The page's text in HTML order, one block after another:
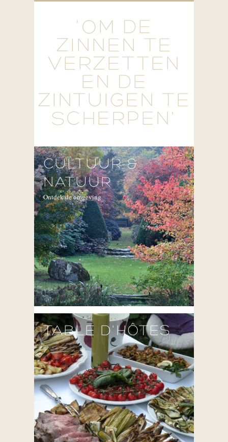
'OM DE
ZINNEN TE
VERZETTEN
EN DE
ZINTUIGEN TE
SCHERPEN'
CULTUUR &
NATUUR
Ontdek de omgeving
TABLE D'HÔTES